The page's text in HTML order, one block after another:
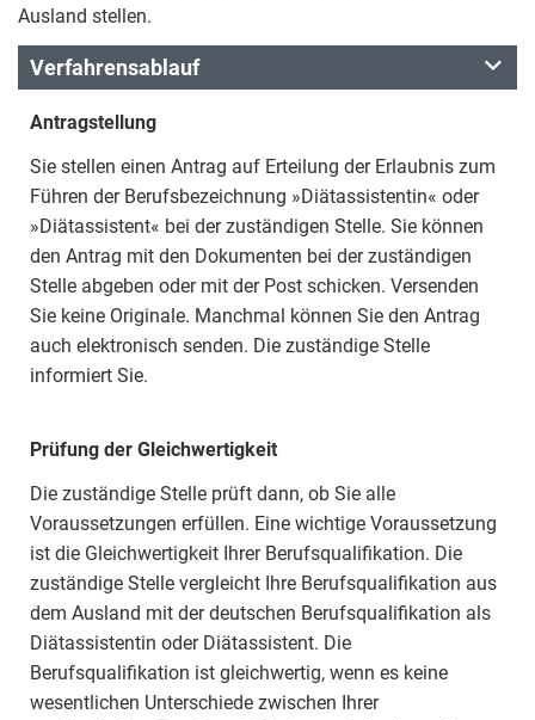
Ausland stellen.
Verfahrensablauf
Antragstellung
Sie stellen einen Antrag auf Erteilung der Erlaubnis zum
Führen der Berufsbezeichnung »Diätassistentin« oder
»Diätassistent« bei der zuständigen Stelle. Sie können
den Antrag mit den Dokumenten bei der zuständigen
Stelle abgeben oder mit der Post schicken. Versenden
Sie keine Originale. Manchmal können Sie den Antrag
auch elektronisch senden. Die zuständige Stelle
informiert Sie.
Prüfung der Gleichwertigkeit
Die zuständige Stelle prüft dann, ob Sie alle
Voraussetzungen erfüllen. Eine wichtige Voraussetzung
ist die Gleichwertigkeit Ihrer Berufsqualifikation. Die
zuständige Stelle vergleicht Ihre Berufsqualifikation aus
dem Ausland mit der deutschen Berufsqualifikation als
Diätassistentin oder Diätassistent. Die
Berufsqualifikation ist gleichwertig, wenn es keine
wesentlichen Unterschiede zwischen Ihrer